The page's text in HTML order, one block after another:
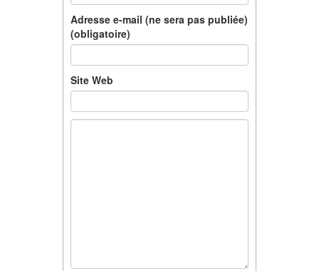
Adresse e-mail (ne sera pas publiée)
(obligatoire)
Site Web